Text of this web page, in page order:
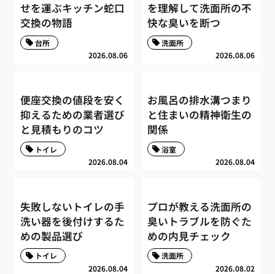
せを運ぶキッチン蛇口
交換の物語
2026.08.06
台所
を理解して洗面所の不
快な臭いを断つ
2026.08.06
洗面所
便座交換の値段を安く
抑えるための業者選び
と見積もりのコツ
2026.08.04
トイレ
お風呂の排水溝つまり
と住まいの精神衛生の
関係
2026.08.04
浴室
失敗しないトイレの手
洗い器を後付けするた
めの製品選び
2026.08.04
トイレ
プロが教える洗面所の
臭いトラブルを防ぐた
めの内見チェック
2026.08.02
洗面所